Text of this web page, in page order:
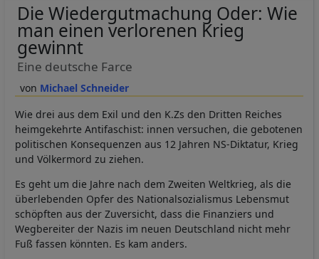
Michael Schneider
Die Wiedergutmachung Oder: Wie
man einen verlorenen Krieg
gewinnt
Eine deutsche Farce
Wie drei aus dem Exil und den K.Zs den Dritten Reiches
heimgekehrte Antifaschist: innen versuchen, die gebotenen
politischen Konsequenzen aus 12 Jahren NS-Diktatur, Krieg
und Völkermord zu ziehen.
Es geht um die Jahre nach dem Zweiten Weltkrieg, als die
überlebenden Opfer des Nationalsozialismus Lebensmut
schöpften aus der Zuversicht, dass die Finanziers und
Wegbereiter der Nazis im neuen Deutschland nicht mehr
Fuß fassen könnten. Es kam anders.